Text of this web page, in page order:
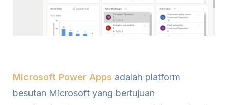
Microsoft Power Apps adalah platform
besutan Microsoft yang bertujuan